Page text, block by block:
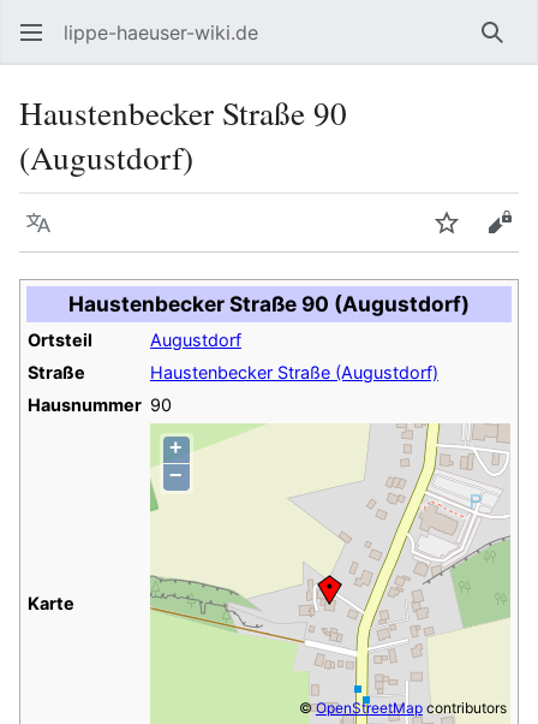
lippe-haeuser-wiki.de
Haustenbecker Straße 90
(Augustdorf)
Sprache
Haustenbecker Straße 90 (Augustdorf)
Ortsteil
Augustdorf
Straße
Haustenbecker Straße (Augustdorf)
Hausnummer 90
Karte
+
−
©OpenStreetMapcontributors